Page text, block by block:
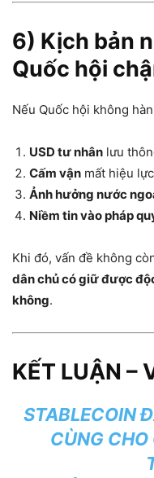
6) Kịch bản
Quốc hội
Nếu Quốc hội không
USD tư nhân lưu
Cấm vận mất hiệu
Ảnh hưởng nước
Niềm tin vào pháp
Khi đó, vấn đề không
dân chủ có giữ được
không.
KẾT LUẬN –
STABLECOIN
CÙNG CHO